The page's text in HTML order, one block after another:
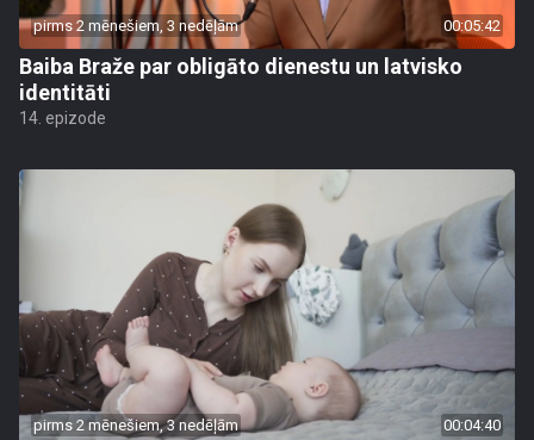
pirms 2 mēnešiem, 3 nedēļām 00:05:42
Baiba Braže par obligāto dienestu un latvisko
identitāti
14. epizode
pirms 2 mēnešiem, 3 nedēļām 00:04:40